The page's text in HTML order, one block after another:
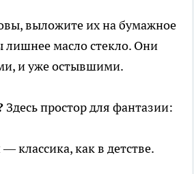
выложите их на бумажное
лишнее масло стекло. Они
и уже остывшими.
Здесь простор для фантазии:
классика, как в детстве.